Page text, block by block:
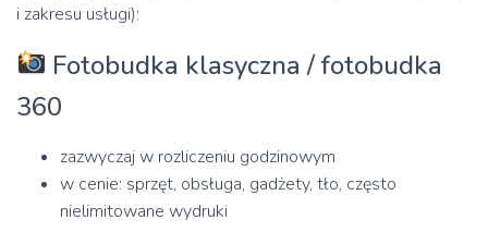
i zakresu usługi):
Fotobudka klasyczna / fotobudka
360
zazwyczaj w rozliczeniu godzinowym
w cenie: sprzęt, obsługa, gadżety, tło, często
nielimitowane wydruki